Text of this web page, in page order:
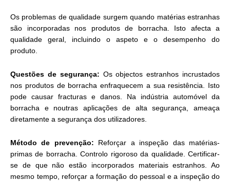
Os problemas de qualidade surgem quando matérias estranhas
são incorporadas nos produtos de borracha. Isto afecta a
qualidade geral, incluindo o aspeto e o desempenho do
produto.
Questões de segurança: Os objectos estranhos incrustados
nos produtos de borracha enfraquecem a sua resistência. Isto
pode causar fracturas e danos. Na indústria automóvel da
borracha e noutras aplicações de alta segurança, ameaça
diretamente a segurança dos utilizadores.
Método de prevenção: Reforçar a inspeção das matérias-
primas de borracha. Controlo rigoroso da qualidade. Certificar-
se de que não estão incorporados materiais estranhos. Ao
mesmo tempo, reforçar a formação do pessoal e a inspeção do